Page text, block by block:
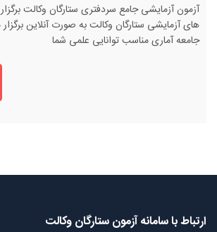
آزمون آزمایشی جامع سردفتری ستارگان وکالت
های آزمایشی ستارگان وکالت به صورت آنلاین
جامعه آماری مناسب توانایی علمی شما
ارتباط با سامانه آزمون ستارگان وکالت